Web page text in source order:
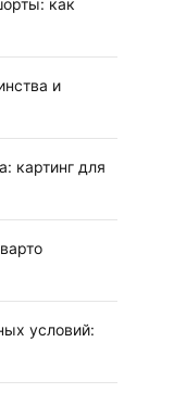
как
и
картинг для
условий: